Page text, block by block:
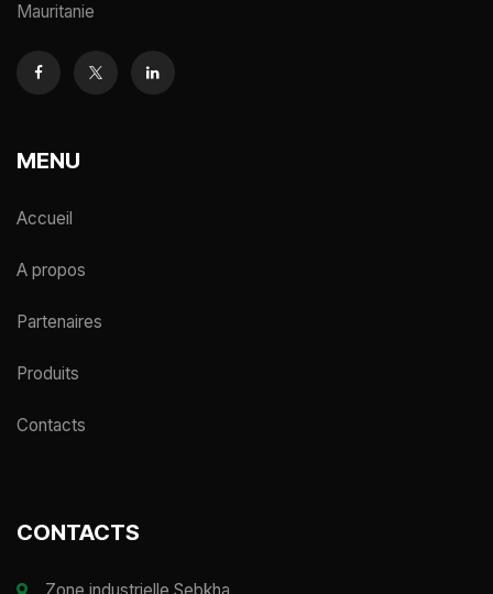
Mauritanie
MENU
Accueil
A propos
Partenaires
Produits
Contacts
CONTACTS